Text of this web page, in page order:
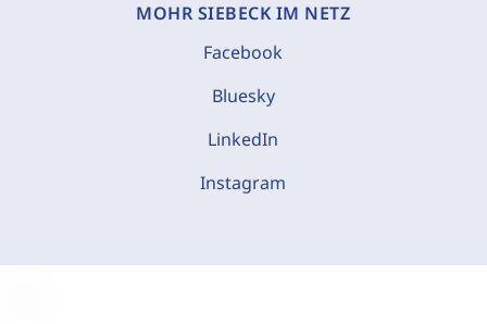
MOHR SIEBECK IM NETZ
Facebook
Bluesky
LinkedIn
Instagram